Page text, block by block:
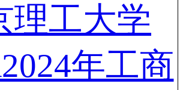
理工大学
年工商